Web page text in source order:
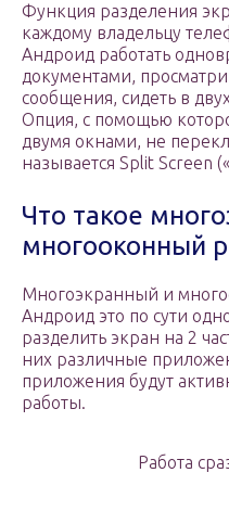
Функция разделения
каждому владельцу
Андроид работать
документами,
сообщения, сидеть в
Опция, с помощью
двумя окнами, не
называется Split Screen
Что такое
многооконный
Многоэкранный и
Андроид это по сути
разделить экран на 2
них различные
приложения будут
работы.
Работа